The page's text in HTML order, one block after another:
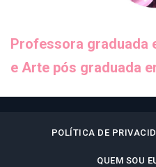
Professora graduada
e Arte pós graduada
POLÍTICA DE
QUEM SOU